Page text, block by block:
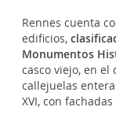
Rennes cuenta
edificios,
Monumentos
casco viejo, en
callejuelas
XVI, con